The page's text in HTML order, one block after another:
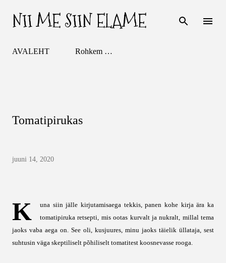
Otse põhisisu juurde
NII ME SIIN ELAME
AVALEHT Rohkem …
Tomatipirukas
juuni 14, 2020
K
una siin jälle kirjutamisaega tekkis, panen kohe kirja ära ka
tomatipiruka retsepti, mis ootas kurvalt ja nukralt, millal tema
jaoks vaba aega on. See oli, kusjuures, minu jaoks täielik üllataja, sest
suhtusin väga skeptiliselt põhiliselt tomatitest koosnevasse rooga.